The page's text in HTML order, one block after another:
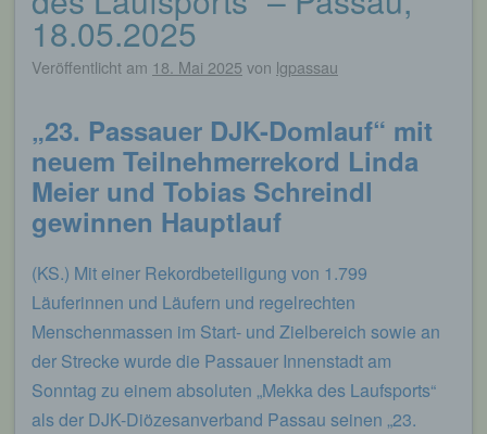
18.05.2025
Veröffentlicht am 18. Mai 2025 von lgpassau
„23. Passauer DJK-Domlauf“ mit
neuem Teilnehmerrekord Linda
Meier und Tobias Schreindl
gewinnen Hauptlauf
(KS.) Mit einer Rekordbeteiligung von 1.799
Läuferinnen und Läufern und regelrechten
Menschenmassen im Start- und Zielbereich sowie an
der Strecke wurde die Passauer Innenstadt am
Sonntag zu einem absoluten „Mekka des Laufsports“
als der DJK-Diözesanverband Passau seinen „23.